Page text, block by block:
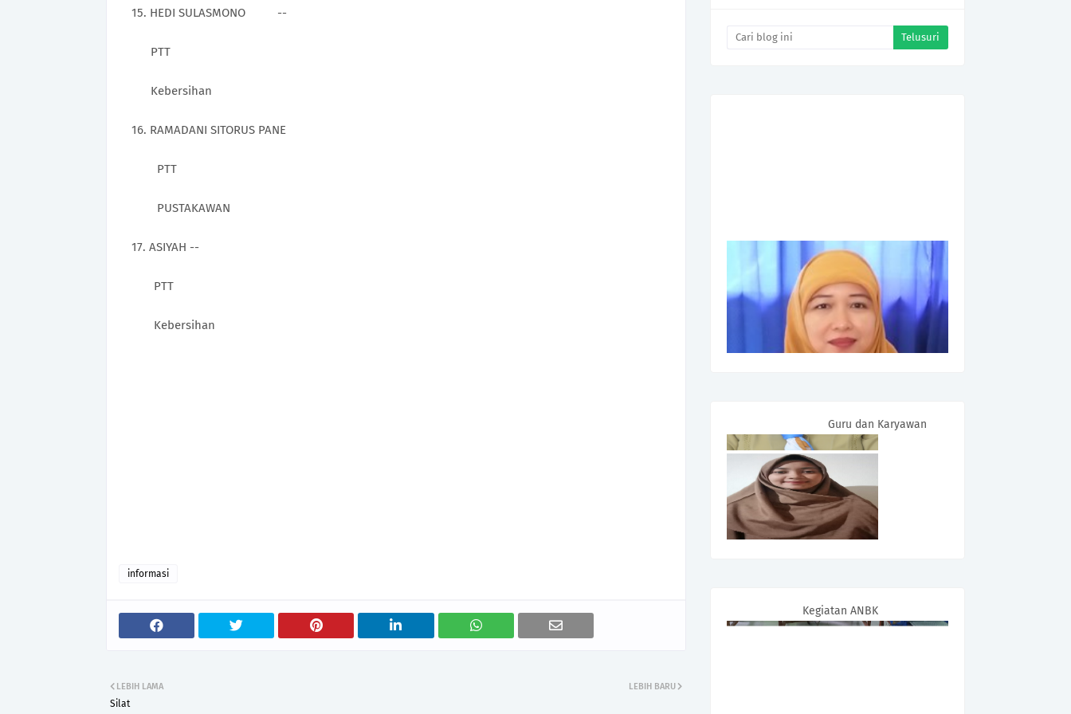
15. HEDI SULASMONO --
PTT
Kebersihan
16. RAMADANI SITORUS PANE
PTT
PUSTAKAWAN
17. ASIYAH --
PTT
Kebersihan
informasi
LEBIH BARU
LEBIH LAMA
Silat
Guru dan Karyawan
Kegiatan ANBK